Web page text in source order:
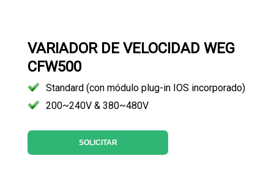
VARIADOR DE VELOCIDAD WEG
CFW500
Standard (con módulo plug-in IOS incorporado)
200~240V & 380~480V
SOLICITAR